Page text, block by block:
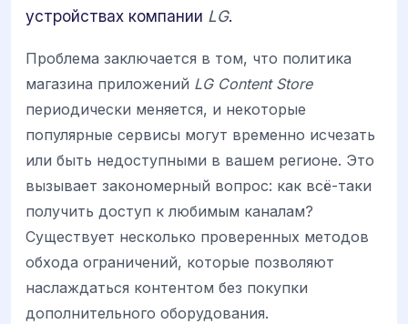
устройствах компании LG.
Проблема заключается в том, что политика
магазина приложений LG Content Store
периодически меняется, и некоторые
популярные сервисы могут временно исчезать
или быть недоступными в вашем регионе. Это
вызывает закономерный вопрос: как всё-таки
получить доступ к любимым каналам?
Существует несколько проверенных методов
обхода ограничений, которые позволяют
наслаждаться контентом без покупки
дополнительного оборудования.